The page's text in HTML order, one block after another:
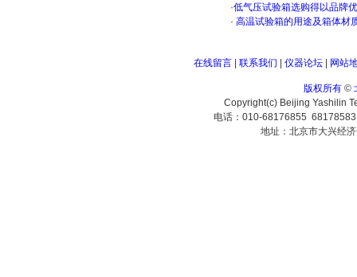
·低气压试验箱选购得以品牌
· 高温试验箱的用途及箱体材
在线留言| 联系我们 仪器论坛| 网站
版权所有©
Copyright(c) Beijing Yashilin
电话：010-68176855
地址：北京市大兴经